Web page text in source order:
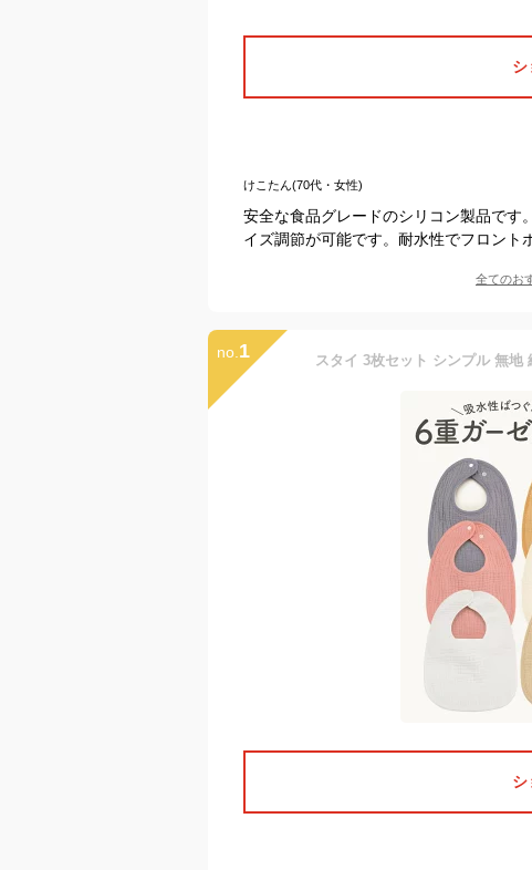
シ
けこたん(70代・女性)
安全な食品グレードのシリコン製品です
イズ調節が可能です。耐水性でフロント
全てのお
no. 1
シ